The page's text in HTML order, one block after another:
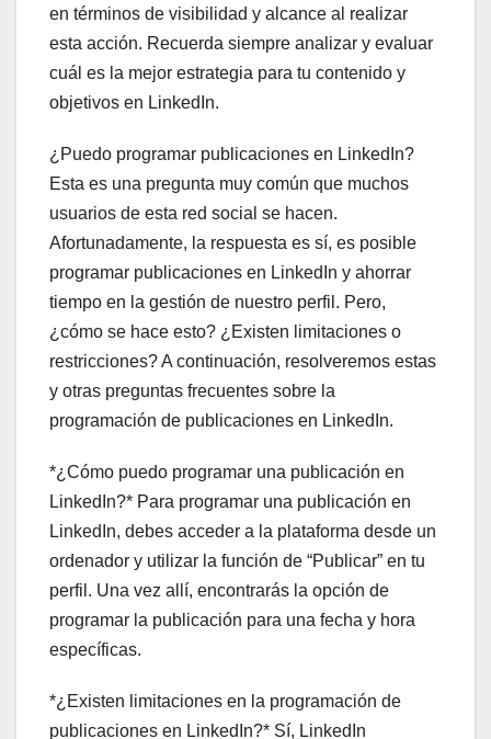
en términos de visibilidad y alcance al realizar
esta acción. Recuerda siempre analizar y evaluar
cuál es la mejor estrategia para tu contenido y
objetivos en LinkedIn.
¿Puedo programar publicaciones en LinkedIn?
Esta es una pregunta muy común que muchos
usuarios de esta red social se hacen.
Afortunadamente, la respuesta es sí, es posible
programar publicaciones en LinkedIn y ahorrar
tiempo en la gestión de nuestro perfil. Pero,
¿cómo se hace esto? ¿Existen limitaciones o
restricciones? A continuación, resolveremos estas
y otras preguntas frecuentes sobre la
programación de publicaciones en LinkedIn.
*¿Cómo puedo programar una publicación en
LinkedIn?* Para programar una publicación en
LinkedIn, debes acceder a la plataforma desde un
ordenador y utilizar la función de “Publicar” en tu
perfil. Una vez allí, encontrarás la opción de
programar la publicación para una fecha y hora
específicas.
*¿Existen limitaciones en la programación de
publicaciones en LinkedIn?* Sí, LinkedIn